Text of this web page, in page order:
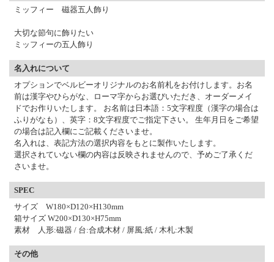
ミッフィー 磁器五人飾り
大切な節句に飾りたい
ミッフィーの五人飾り
名入れについて
オプションでベルビーオリジナルのお名前札をお付けします。お名
前は漢字やひらがな、ローマ字からお選びいただき、オーダーメイ
ドでお作りいたします。 お名前は日本語：5文字程度（漢字の場合は
ふりがなも）、英字：8文字程度でご指定下さい。 生年月日をご希望
の場合は記入欄にご記載くださいませ。
名入れは、表記方法の選択内容をもとに製作いたします。
選択されていない欄の内容は反映されませんので、予めご了承くだ
さいませ。
SPEC
サイズ W180×D120×H130mm
箱サイズ W200×D130×H75mm
素材 人形:磁器 / 台:合成木材 / 屏風:紙 / 木札:木製
その他